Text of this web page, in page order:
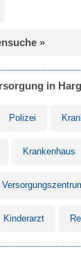
»
in
Polizei
Krankenhaus
Kinderarzt